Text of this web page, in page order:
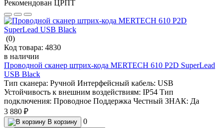
Рекомендован ЦРПТ
(0)
Код товара: 4830
в наличии
Проводной сканер штрих-кода MERTECH 610 P2D SuperLead
USB Black
Тип сканера: Ручной Интерфейсный кабель: USB
Устойчивость к внешним воздействиям: IP54 Тип
подключения: Проводное Поддержка Честный ЗНАК: Да
3 880 ₽
В корзину 0